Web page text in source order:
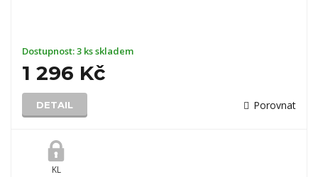
Dostupnost:3 ks skladem
1 296 Kč
DETAIL Porovnat
KL